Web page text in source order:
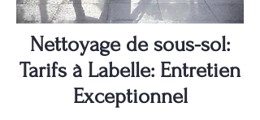
Nettoyage de sous-sol:
Tarifs à Labelle: Entretien
Exceptionnel